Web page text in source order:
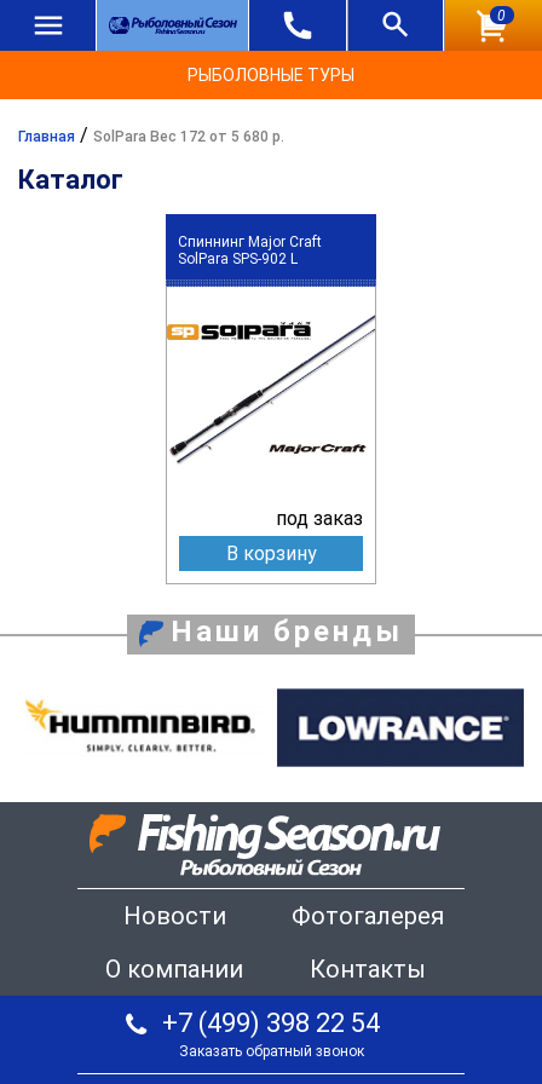
0
РЫБОЛОВНЫЕ ТУРЫ
Главная / SolPara Вес 172 от 5 680 р.
Каталог
Спиннинг Major Craft
SolPara SPS-902 L
под заказ
В корзину
Наши бренды
Новости
Фотогалерея
О компании
Контакты
+7 (499) 398 22 54
Заказать обратный звонок